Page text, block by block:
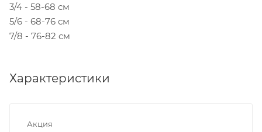
3/4 - 58-68 см
5/6 - 68-76 см
7/8 - 76-82 см
Характеристики
Акция